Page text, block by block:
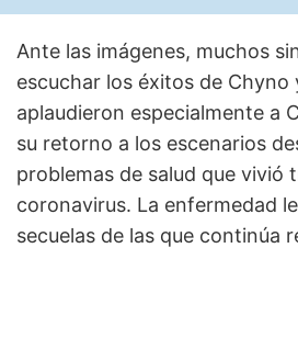
Ante las imágenes, muchos
escuchar los éxitos de Chyno
aplaudieron especialmente a
su retorno a los escenarios
problemas de salud que vivió
coronavirus. La enfermedad
secuelas de las que continúa